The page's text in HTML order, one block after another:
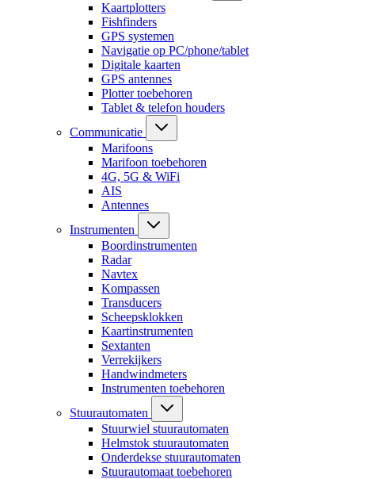
Kaartplotters
Fishfinders
GPS systemen
Navigatie op PC/phone/tablet
Digitale kaarten
GPS antennes
Plotter toebehoren
Tablet & telefon houders
Communicatie
Marifoons
Marifoon toebehoren
4G, 5G & WiFi
AIS
Antennes
Instrumenten
Boordinstrumenten
Radar
Navtex
Kompassen
Transducers
Scheepsklokken
Kaartinstrumenten
Sextanten
Verrekijkers
Handwindmeters
Instrumenten toebehoren
Stuurautomaten
Stuurwiel stuurautomaten
Helmstok stuurautomaten
Onderdekse stuurautomaten
Stuurautomaat toebehoren